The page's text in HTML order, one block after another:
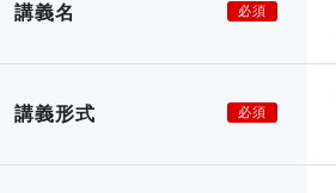
講義名 必須
講義形式 必須